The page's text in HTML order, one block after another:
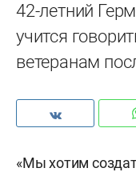
42-летний
учится
ветеранам
«Мы хотим